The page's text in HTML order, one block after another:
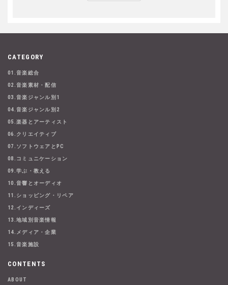
CATEGORY
01.音楽総合
02.音楽素材・配信
03.音楽ジャンル別1
04.音楽ジャンル別2
05.楽器とアーティスト
06.クリエイティブ
07.ソフトウェアとPC
08.コミュニケーション
09.学ぶ・教える
10.音響とオーディオ
11.ショッピング・リペア
12.インディーズ
13.地域別音楽情報
14.メディア・企業
15.音楽施設
CONTENTS
ABOUT